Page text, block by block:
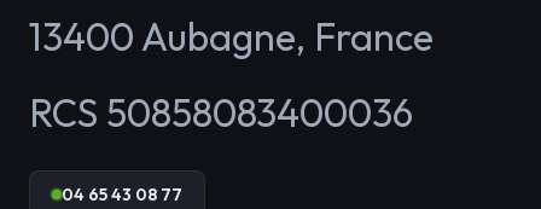
13400 Aubagne, France
RCS 50858083400036
04 65 43 08 77